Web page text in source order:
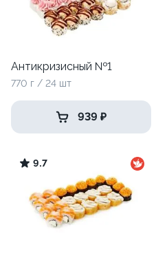
Антикризисный №1
770 г / 24 шт
939 ₽
9.7